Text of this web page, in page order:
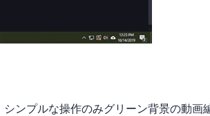
ンプルな操作のみグリーン背景の動画